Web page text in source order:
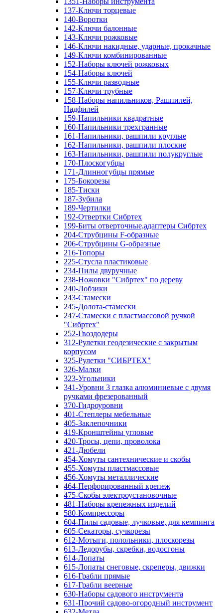
137-Ключи торцевые
140-Воротки
142-Ключи балонные
143-Ключи рожковые
146-Ключи накидные, ударные, прокачные
149-Ключи комбинированные
152-Наборы ключей рожковых
154-Наборы ключей
155-Ключи разводные
157-Ключи трубные
158-Наборы напильников, Рашпилей,
Надфилей
159-Напильники квадратные
160-Напильники трехгранные
161-Напильники, рашпили круглые
162-Напильники, рашпили плоские
163-Напильники, рашпили полукруглые
170-Плоскогубцы
171-Длинногубцы прямые
175-Бокорезы
185-Тиски
187-Зубила
189-Чертилки
192-Отвертки Сибртех
199-Биты отверточные,адаптеры Сибртех
204-Струбцины F-образные
206-Струбцины G-образные
216-Топоры
225-Стусла пластиковые
234-Пилы двуручные
238-Ножовки "Сибртех" по дереву
240-Лобзики
243-Стамески
245-Долота-стамески
247-Стамески с пластмассовой ручкой
"Сибртех"
252-Гвоздодеры
312-Рулетки геодезические с закрытым
корпусом
325-Рулетки "СИБРТЕХ"
326-Малки
323-Угольники
341-Уровни 3 глазка алюминиевые с двумя
ручками фрезерованный
370-Гидроуровни
401-Степлеры мебельные
405-Заклепочники
419-Кронштейны угловые
420-Тросы, цепи, проволока
421-Дюбели
454-Хомуты сантехнические и скобы
455-Хомуты пластмассовые
456-Хомуты металлические
464-Перфорированный крепеж
475-Скобы электроустановочные
481-Наборы крепежных изделий
580-Компрессоры
604-Пилы садовые, лучковые, для кемпинга
605-Секаторы, сучкорезы
612-Мотыги, полольники, плоскорезы
613-Ледорубы, скребки, водосгоны
614-Лопаты
615-Лопаты снеговые, скреперы, движки
616-Грабли прямые
617-Грабли веерные
630-Наборы садового инструмента
631-Прочий садово-огородный инструмент